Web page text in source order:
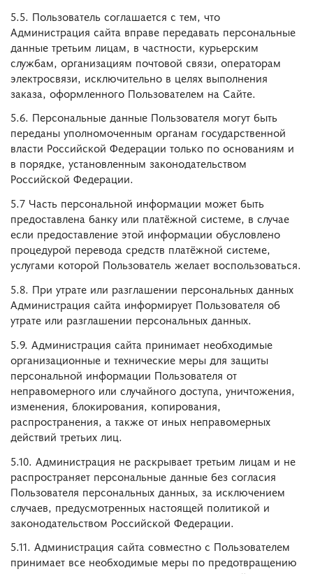
5.5. Пользователь соглашается с тем, что
Администрация сайта вправе передавать персональные
данные третьим лицам, в частности, курьерским
службам, организациям почтовой связи, операторам
электросвязи, исключительно в целях выполнения
заказа, оформленного Пользователем на Сайте.
5.6. Персональные данные Пользователя могут быть
переданы уполномоченным органам государственной
власти Российской Федерации только по основаниям и
в порядке, установленным законодательством
Российской Федерации.
5.7 Часть персональной информации может быть
предоставлена банку или платёжной системе, в случае
если предоставление этой информации обусловлено
процедурой перевода средств платёжной системе,
услугами которой Пользователь желает воспользоваться.
5.8. При утрате или разглашении персональных данных
Администрация сайта информирует Пользователя об
утрате или разглашении персональных данных.
5.9. Администрация сайта принимает необходимые
организационные и технические меры для защиты
персональной информации Пользователя от
неправомерного или случайного доступа, уничтожения,
изменения, блокирования, копирования,
распространения, а также от иных неправомерных
действий третьих лиц.
5.10. Администрация не раскрывает третьим лицам и не
распространяет персональные данные без согласия
Пользователя персональных данных, за исключением
случаев, предусмотренных настоящей политикой и
законодательством Российской Федерации.
5.11. Администрация сайта совместно с Пользователем
принимает все необходимые меры по предотвращению